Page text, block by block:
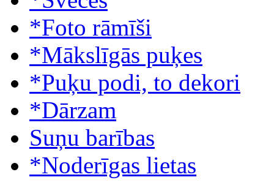
*Foto rāmīši
*Mākslīgās puķes
*Puķu podi, to dekori
*Dārzam
Suņu barības
*Noderīgas lietas